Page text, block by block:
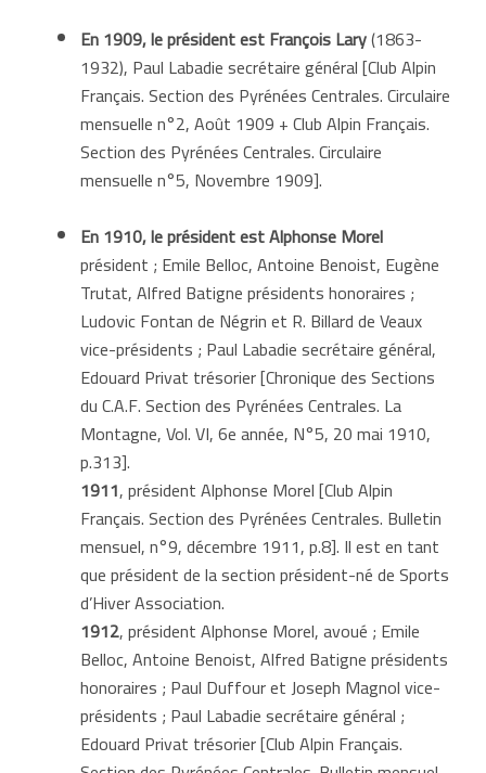
En 1909,leprésident estFrançois Lary(1863-
1932), Paul Labadie secrétaire général [Club Alpin
Français. Section des Pyrénées Centrales. Circulaire
mensuelle n°2, Août 1909 + Club Alpin Français.
Section des Pyrénées Centrales. Circulaire
mensuelle n°5, Novembre 1909].
En 1910,leprésident estAlphonse Morel
président ; Emile Belloc, Antoine Benoist, Eugène
Trutat, Alfred Batigne présidents honoraires ;
Ludovic Fontan de Négrin et R. Billard de Veaux
vice-présidents ; Paul Labadie secrétaire général,
Edouard Privat trésorier [Chronique des Sections
du C.A.F. Section des Pyrénées Centrales. La
Montagne, Vol. VI, 6e année, N°5, 20 mai 1910,
p.313].
1911, président Alphonse Morel [Club Alpin
Français. Section des Pyrénées Centrales. Bulletin
mensuel, n°9, décembre 1911, p.8]. Il est en tant
que président de la section président-né de Sports
d’Hiver Association.
1912, président Alphonse Morel, avoué ; Emile
Belloc, Antoine Benoist, Alfred Batigne présidents
honoraires ; Paul Duffour et Joseph Magnol vice-
présidents ; Paul Labadie secrétaire général ;
Edouard Privat trésorier [Club Alpin Français.